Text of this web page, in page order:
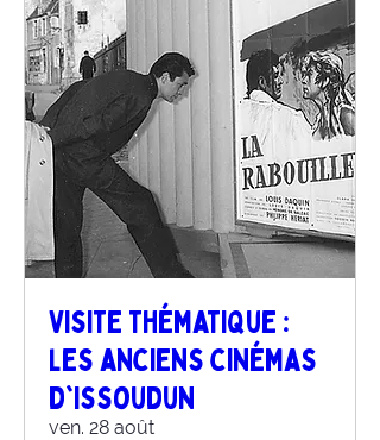
Visite thématique :
les anciens cinémas
d'Issoudun
ven. 28 août